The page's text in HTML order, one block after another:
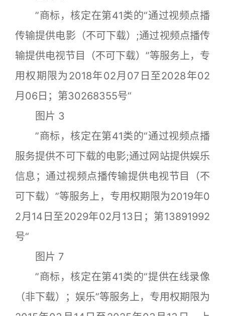
”商标，核定在第41类的“通过视频点播
传输提供电影（不可下载）;通过视频点播传
输提供电视节目（不可下载）”等服务上，专
用权期限为2018年02月07日至2028年02
月06日；第30268355号“
图片 3
”商标，核定在第41类的“通过视频点播
服务提供不可下载的电影;通过网站提供娱乐
信息；通过视频点播传输提供电视节目（不
可下载）”等服务上，专用权期限为2019年0
2月14日至2029年02月13日；第13891992
号“
图片 7
”商标，核定在第41类的“提供在线录像
（非下载）；娱乐”等服务上，专用权期限为